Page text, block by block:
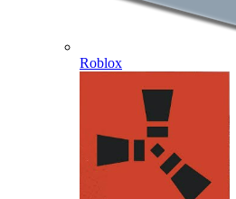
Roblox